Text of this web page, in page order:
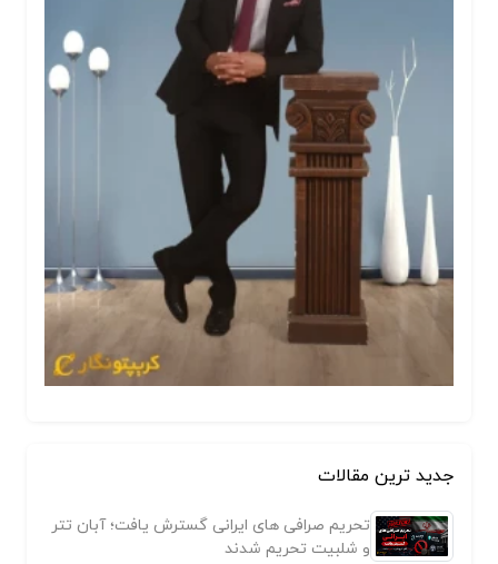
جدید ترین مقالات
تحریم صرافی های ایرانی گسترش یافت؛ آبان تتر
و شلبیت تحریم شدند